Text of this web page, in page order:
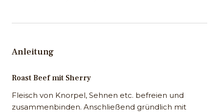
Anleitung
Roast Beef mit Sherry
Fleisch von Knorpel, Sehnen etc. befreien und
zusammenbinden. Anschließend gründlich mit